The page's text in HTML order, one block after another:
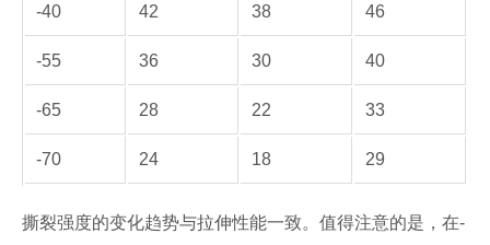
-40 42 38 46
-55 36 30 40
-65 28 22 33
-70 24 18 29
撕裂强度的变化趋势与拉伸性能一致。值得注意的是，在-